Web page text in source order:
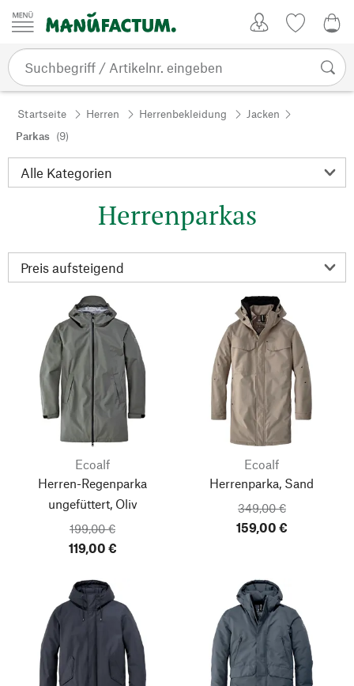
Zum Inhalt springen
Startseite Herren Herrenbekleidung
Jacken
Parkas (9)
Herrenparkas
Ecoalf
Herren-Regenparka
ungefüttert, Oliv
199,00 €
119,00 €
Ecoalf
Herrenparka, Sand
349,00 €
159,00 €